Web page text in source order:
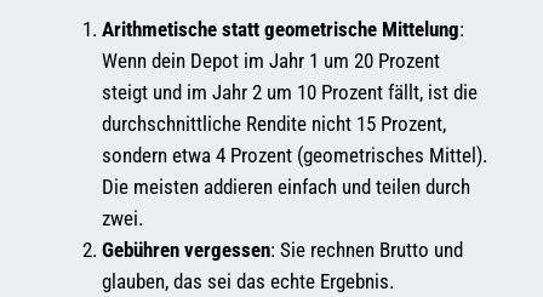
Arithmetische statt geometrische Mittelung:
Wenn dein Depot im Jahr 1 um 20 Prozent
steigt und im Jahr 2 um 10 Prozent fällt, ist die
durchschnittliche Rendite nicht 15 Prozent,
sondern etwa 4 Prozent (geometrisches Mittel).
Die meisten addieren einfach und teilen durch
zwei.
Gebühren vergessen: Sie rechnen Brutto und
glauben, das sei das echte Ergebnis.